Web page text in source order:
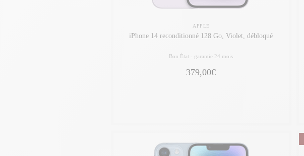
APPLE
iPhone 14 reconditionné 128 Go, Violet, débloqué
Bon État - garantie 24 mois
379,00€